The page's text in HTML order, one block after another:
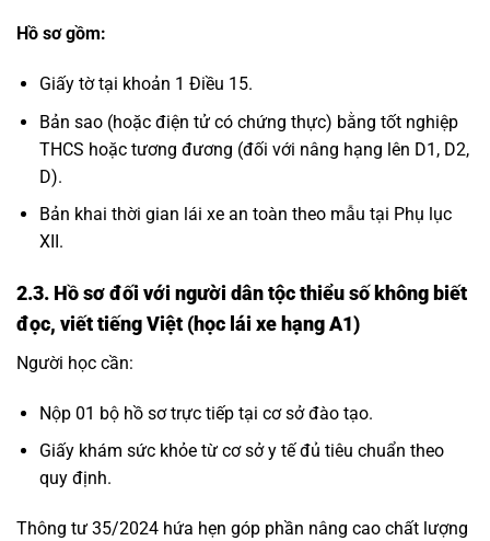
Hồ sơ gồm:
Giấy tờ tại khoản 1 Điều 15.
Bản sao (hoặc điện tử có chứng thực) bằng tốt nghiệp
THCS hoặc tương đương (đối với nâng hạng lên D1, D2,
D).
Bản khai thời gian lái xe an toàn theo mẫu tại Phụ lục
XII.
2.3. Hồ sơ đối với người dân tộc thiểu số không biết
đọc, viết tiếng Việt (học lái xe hạng A1)
Người học cần:
Nộp 01 bộ hồ sơ trực tiếp tại cơ sở đào tạo.
Giấy khám sức khỏe từ cơ sở y tế đủ tiêu chuẩn theo
quy định.
Thông tư 35/2024 hứa hẹn góp phần nâng cao chất lượng